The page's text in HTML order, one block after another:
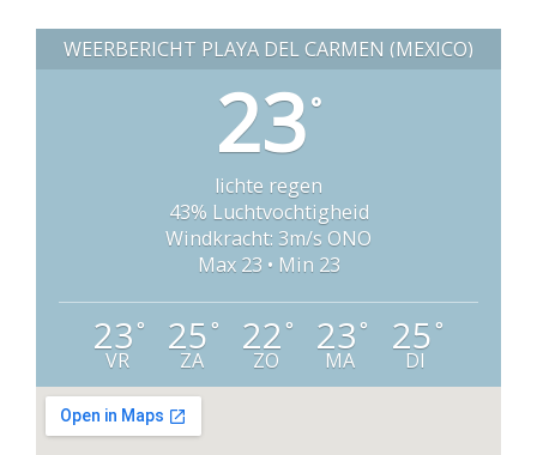
WEERBERICHT PLAYA DEL CARMEN (MEXICO)
23°
lichte regen
43% Luchtvochtigheid
Windkracht: 3m/s ONO
Max 23 • Min 23
23°
VR
25°
ZA
22°
ZO
23°
MA
25°
DI